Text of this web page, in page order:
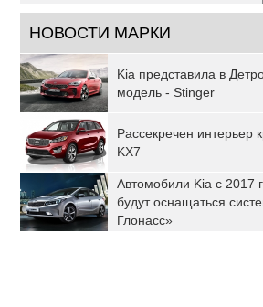
НОВОСТИ МАРКИ
Kia представила в
модель - Stinger
Рассекречен интерьер
KX7
Автомобили Kia с 2017
будут оснащаться
Глонасс»